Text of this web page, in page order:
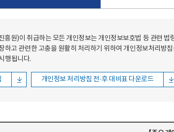
원)이 취급하는 모든 개인정보는 개인정보보호법 등 관련 법
하고 관련한 고충을 원활히 처리하기 위하여 개인정보처리방
행됩니다.
개인정보 처리방침 전·후 대비표 다운로드